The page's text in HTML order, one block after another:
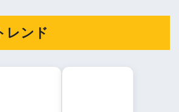
レンド